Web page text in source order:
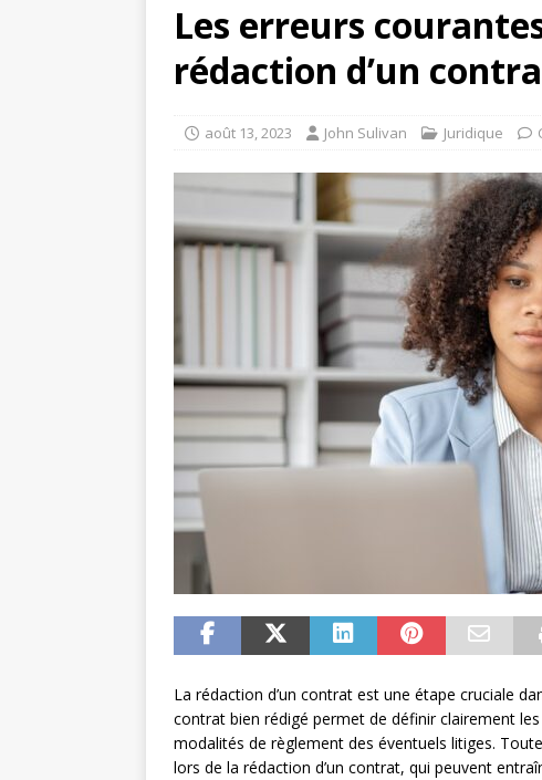
Les erreurs
rédaction d’un
août 13, 2023 John Sulivan Juridique
La rédaction d’un contrat est une étape cruciale
contrat bien rédigé permet de définir clairement
modalités de règlement des éventuels litiges.
lors de la rédaction d’un contrat, qui peuvent